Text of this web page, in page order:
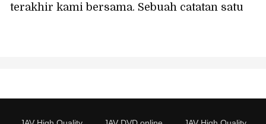
terakhir kami bersama. Sebuah catatan satu